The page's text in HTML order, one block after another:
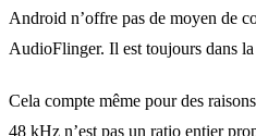
Android n’offre pas de moyen de
AudioFlinger. Il est toujours dans la
Cela compte même pour des
48 kHz n’est pas un ratio entier